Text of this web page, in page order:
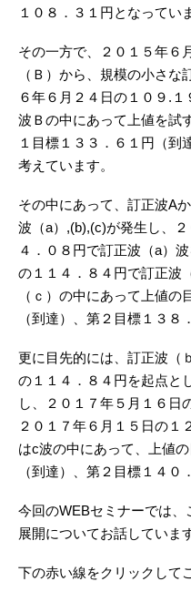
１０８．３１円となってい
その一方で、２０１５年６
（Ｂ）から、規模の小さな
６年６月２４日の１０９.
波Ｂの中にあって上値を試
１目標１３３．６１円（到
考えています。
その中にあって、訂正波A
波（a）,(b),(c)が発生し、
４．０８円で訂正波（a）
の１１４．８４円で訂正波
（ｃ）の中にあって上値
（到達）、第２目標１３８
更に目先的には、訂正波（
の１１４．８４円を起点と
し、２０１７年５月１６日
２０１７年６月１５日の１
はc波の中にあって、上値
（到達）、第２目標１４０
今回のWEBセミナーでは
展開についてお話していま
下の赤い線をクリックして